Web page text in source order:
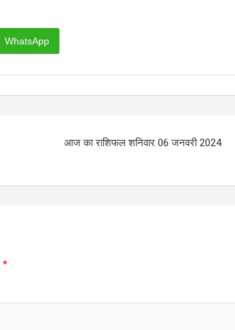
WhatsApp
आज का राशिफल शनिवार 06 जनवरी 2024
*